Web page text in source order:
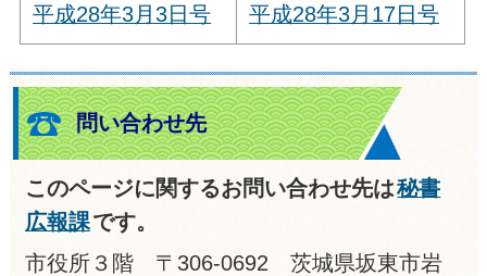
平成28年3月3日号 平成28年3月17日号
問い合わせ先
このページに関するお問い合わせ先は秘書
広報課です。
市役所３階 〒306-0692 茨城県坂東市岩